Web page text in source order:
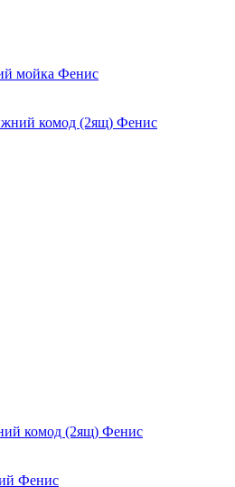
мойка Фенис
комод (2ящ) Фенис